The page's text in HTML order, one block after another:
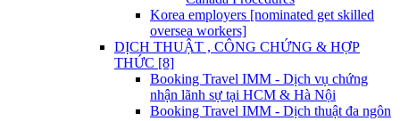
Korea employers [nominated get skilled
oversea workers]
DỊCH THUẬT , CÔNG CHỨNG & HỢP
THỨC [8]
Booking Travel IMM - Dịch vụ chứng
nhận lãnh sự tại HCM & Hà Nội
Booking Travel IMM - Dịch thuật đa ngôn